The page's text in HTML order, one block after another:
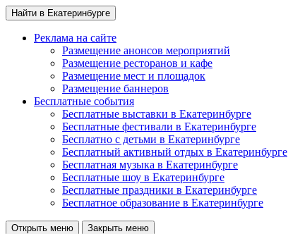
Найти в Екатеринбурге
Реклама на сайте
Размещение анонсов мероприятий
Размещение ресторанов и кафе
Размещение мест и площадок
Размещение баннеров
Бесплатные события
Бесплатные выставки в Екатеринбурге
Бесплатные фестивали в Екатеринбурге
Бесплатно с детьми в Екатеринбурге
Бесплатный активный отдых в Екатеринбурге
Бесплатная музыка в Екатеринбурге
Бесплатные шоу в Екатеринбурге
Бесплатные праздники в Екатеринбурге
Бесплатное образование в Екатеринбурге
Открыть меню Закрыть меню